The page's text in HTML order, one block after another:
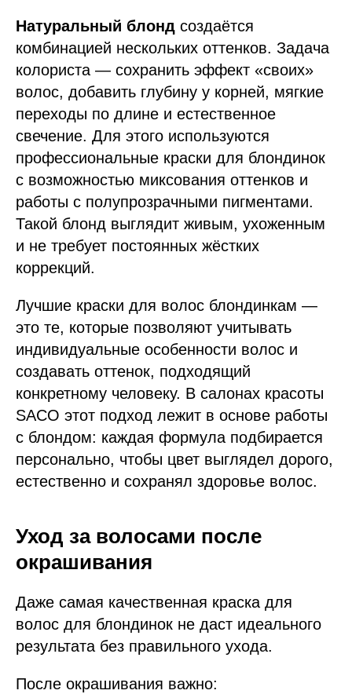
Натуральный блонд создаётся
комбинацией нескольких оттенков. Задача
колориста — сохранить эффект «своих»
волос, добавить глубину у корней, мягкие
переходы по длине и естественное
свечение. Для этого используются
профессиональные краски для блондинок
с возможностью миксования оттенков и
работы с полупрозрачными пигментами.
Такой блонд выглядит живым, ухоженным
и не требует постоянных жёстких
коррекций.
Лучшие краски для волос блондинкам —
это те, которые позволяют учитывать
индивидуальные особенности волос и
создавать оттенок, подходящий
конкретному человеку. В салонах красоты
SACO этот подход лежит в основе работы
с блондом: каждая формула подбирается
персонально, чтобы цвет выглядел дорого,
естественно и сохранял здоровье волос.
Уход за волосами после
окрашивания
Даже самая качественная краска для
волос для блондинок не даст идеального
результата без правильного ухода.
После окрашивания важно: